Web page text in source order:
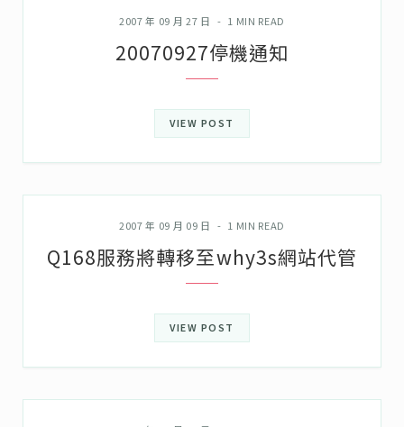
2007 年 09 月 27 日 1 MIN READ
20070927停機通知
VIEW POST
2007 年 09 月 09 日 1 MIN READ
Q168服務將轉移至why3s網站代管
VIEW POST